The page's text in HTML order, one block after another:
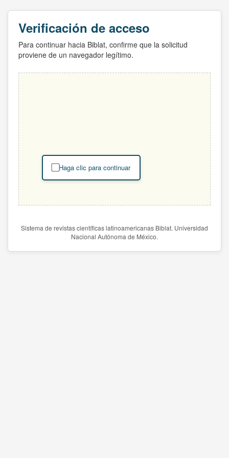
Verificación de acceso
Para continuar hacia Biblat, confirme que la solicitud
proviene de un navegador legítimo.
Haga clic para continuar
Sistema de revistas científicas latinoamericanas Biblat. Universidad
Nacional Autónoma de México.